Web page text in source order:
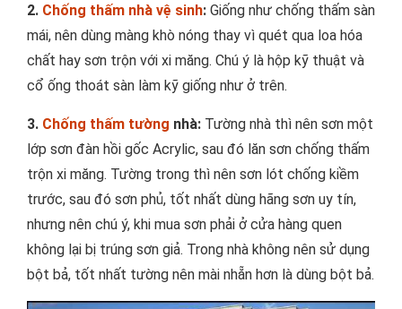
2. Chống thấm nhà vệ sinh: Giống như chống thấm sàn
mái, nên dùng màng khò nóng thay vì quét qua loa hóa
chất hay sơn trộn với xi măng. Chú ý là hộp kỹ thuật và
cổ ống thoát sàn làm kỹ giống như ở trên.
3. Chống thấm tường nhà: Tường nhà thì nên sơn một
lớp sơn đàn hồi gốc Acrylic, sau đó lăn sơn chống thấm
trộn xi măng. Tường trong thì nên sơn lót chống kiềm
trước, sau đó sơn phủ, tốt nhất dùng hãng sơn uy tín,
nhưng nên chú ý, khi mua sơn phải ở cửa hàng quen
không lại bị trúng sơn giả. Trong nhà không nên sử dụng
bột bả, tốt nhất tường nên mài nhẵn hơn là dùng bột bả.